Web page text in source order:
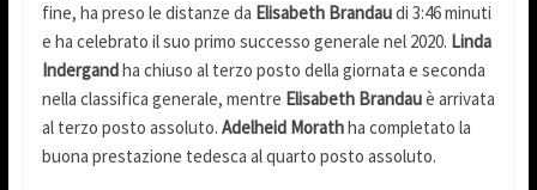
fine, ha preso le distanze da Elisabeth Brandaudi 3:46 minuti
e ha celebrato il suo primo successo generale nel 2020. Linda
Indergandha chiuso al terzo posto della giornata e seconda
nella classifica generale, mentre Elisabeth Brandauè arrivata
al terzo posto assoluto. Adelheid Morathha completato la
buona prestazione tedesca al quarto posto assoluto.